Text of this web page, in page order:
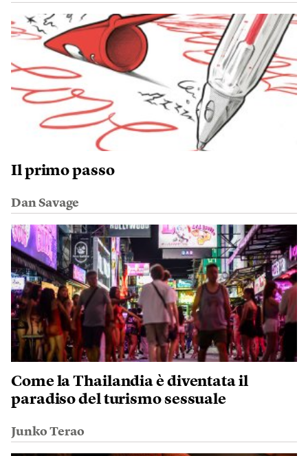
Il primo passo
Dan Savage
Come la Thailandia è diventata il
paradiso del turismo sessuale
Junko Terao